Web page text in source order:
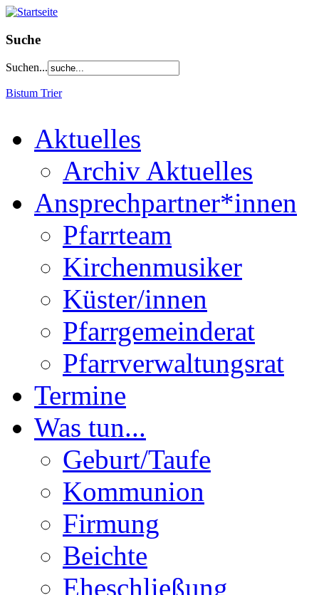
Suche
Suchen...
Bistum Trier
Aktuelles
Archiv Aktuelles
Ansprechpartner*innen
Pfarrteam
Kirchenmusiker
Küster/innen
Pfarrgemeinderat
Pfarrverwaltungsrat
Termine
Was tun...
Geburt/Taufe
Kommunion
Firmung
Beichte
Eheschließung